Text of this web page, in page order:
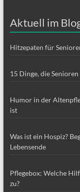
Aktuell im
Hitzepaten für
15 Dinge, die
Humor in der
ist
Was ist ein Hospiz?
Lebensende
Pflegebox: Welche
zu?